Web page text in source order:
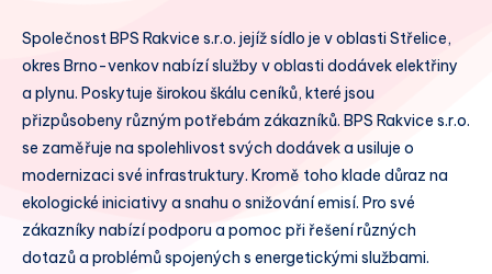
Společnost BPS Rakvice s.r.o. jejíž sídlo je v oblasti Střelice,
okres Brno-venkov nabízí služby v oblasti dodávek elektřiny
a plynu. Poskytuje širokou škálu ceníků, které jsou
přizpůsobeny různým potřebám zákazníků. BPS Rakvice s.r.o.
se zaměřuje na spolehlivost svých dodávek a usiluje o
modernizaci své infrastruktury. Kromě toho klade důraz na
ekologické iniciativy a snahu o snižování emisí. Pro své
zákazníky nabízí podporu a pomoc při řešení různých
dotazů a problémů spojených s energetickými službami.